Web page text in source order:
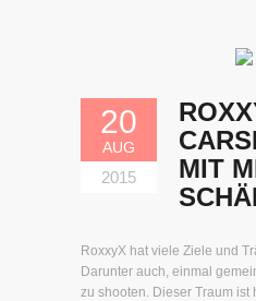
20
AUG
2015
MIT
RoxxyX hat viele Ziele und
Darunter auch, einmal
zu shooten. Dieser Traum ist